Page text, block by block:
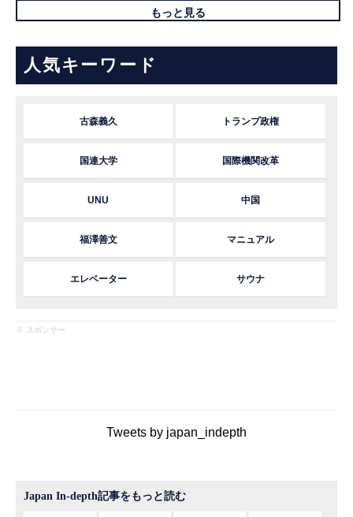
もっと見る
人気キーワード
古森義久 トランプ政権
国連大学 国際機関改革
UNU 中国
福澤善文 マニュアル
エレベーター サウナ
※ スポンサー
Tweets by japan_indepth
Japan In-depth記事をもっと読む